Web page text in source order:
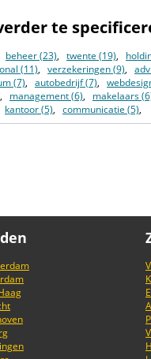
te
beheer (23), twente (19),
(11), verzekeringen (9),
(7), autobedrijf (7),
, management (6), makelaars
kantoor (5), communicatie (5),